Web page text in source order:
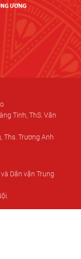
Tinh, ThS. Văn
Ths. Trương Anh
Dân vận Trung